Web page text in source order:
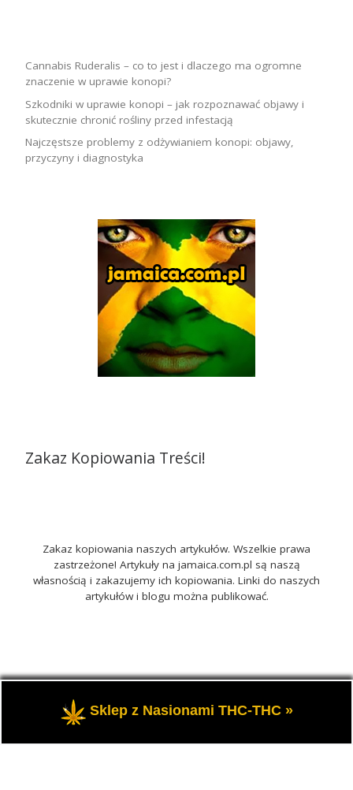
Cannabis Ruderalis – co to jest i dlaczego ma ogromne
znaczenie w uprawie konopi?
Szkodniki w uprawie konopi – jak rozpoznawać objawy i
skutecznie chronić rośliny przed infestacją
Najczęstsze problemy z odżywianiem konopi: objawy,
przyczyny i diagnostyka
Zakaz Kopiowania Treści!
Zakaz kopiowania naszych artykułów. Wszelkie prawa
zastrzeżone! Artykuły na jamaica.com.pl są naszą
własnością i zakazujemy ich kopiowania. Linki do naszych
artykułów i blogu można publikować.
© 2026 Jamaica.com.pl– Wszelkie prawa zastrzeżone
Portal o marihuanie THC i roślinach konopi CBD.
Sklep z Nasionami THC-THC »